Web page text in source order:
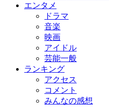
エンタメ
ドラマ
音楽
映画
アイドル
芸能一般
ランキング
アクセス
コメント
みんなの感想